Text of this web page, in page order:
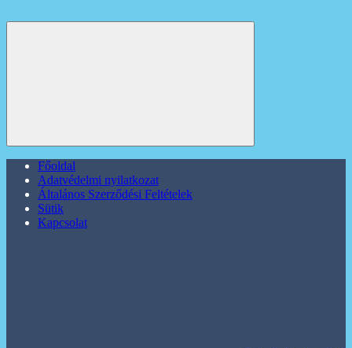
Főoldal
Adatvédelmi nyilatkozat
Általános Szerződési Feltételek
Sütik
Kapcsolat